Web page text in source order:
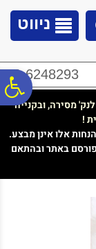
ניווט
02-6248293
לנק' מסירה, ובקנייה
!
אלו אינן מבצע.
באתר ובהתאם